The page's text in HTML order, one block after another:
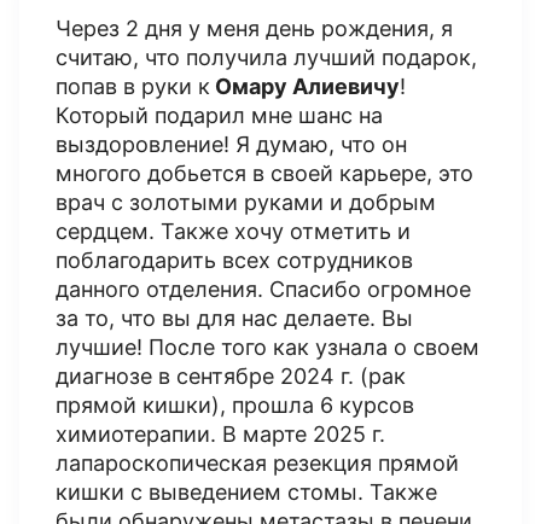
Через 2 дня у меня день рождения, я
считаю, что получила лучший подарок,
попав в руки к Омару Алиевичу!
Который подарил мне шанс на
выздоровление! Я думаю, что он
многого добьется в своей карьере, это
врач с золотыми руками и добрым
сердцем. Также хочу отметить и
поблагодарить всех сотрудников
данного отделения. Спасибо огромное
за то, что вы для нас делаете. Вы
лучшие! После того как узнала о своем
диагнозе в сентябре 2024 г. (рак
прямой кишки), прошла 6 курсов
химиотерапии​. В марте 2025 г.
лапароскопическая резекция прямой
кишки с выведением стомы. Также